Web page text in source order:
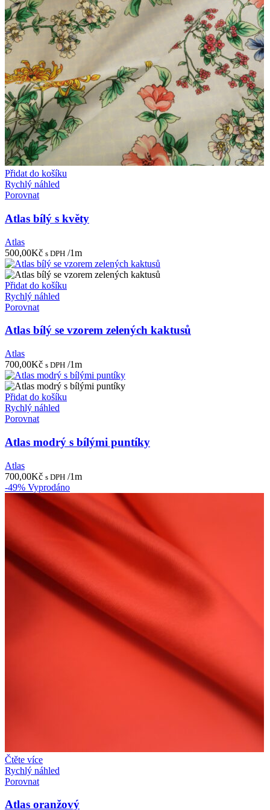
Přidat do košíku
Rychlý náhled
Porovnat
Atlas bílý s květy
Atlas
500,00Kč s DPH /1m
Přidat do košíku
Rychlý náhled
Porovnat
Atlas bílý se vzorem zelených kaktusů
Atlas
700,00Kč s DPH /1m
Přidat do košíku
Rychlý náhled
Porovnat
Atlas modrý s bílými puntíky
Atlas
700,00Kč s DPH /1m
-49% Vyprodáno
Čtěte více
Rychlý náhled
Porovnat
Atlas oranžový